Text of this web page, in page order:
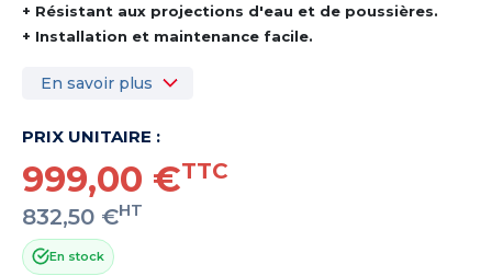
+ Résistant aux projections d'eau et de poussières.
+ Installation et maintenance facile.
En savoir plus
PRIX UNITAIRE :
999,00 €TTC
832,50 €HT
En stock